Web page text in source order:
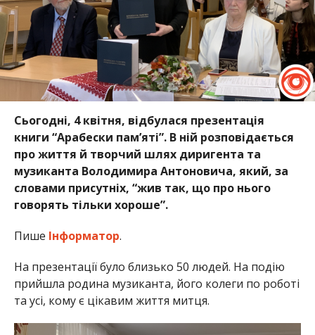
Сьогодні, 4 квітня, відбулася презентація
книги “Арабески пам’яті”. В ній розповідається
про життя й творчий шлях диригента та
музиканта Володимира Антоновича, який, за
словами присутніх, “жив так, що про нього
говорять тільки хороше”.
Пише Інформатор.
На презентації було близько 50 людей. На подію
прийшла родина музиканта, його колеги по роботі
та усі, кому є цікавим життя митця.